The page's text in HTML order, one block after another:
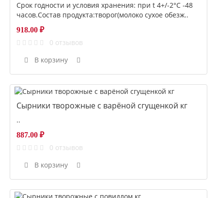
Срок годности и условия хранения: при t 4+/-2°С -48
часов.Состав продукта:творог(молоко сухое обезж..
918.00 ₽
0 отзывов
В корзину
Сырники творожные с варёной сгущенкой кг
..
887.00 ₽
0 отзывов
В корзину